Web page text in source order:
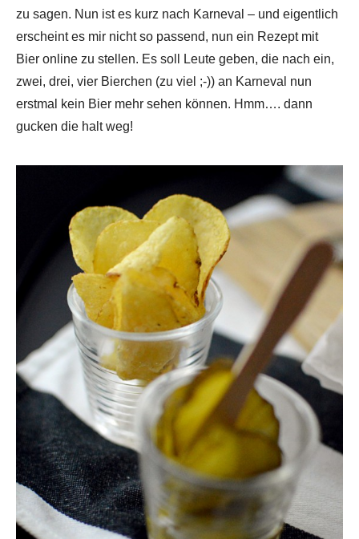
zu sagen. Nun ist es kurz nach Karneval – und eigentlich
erscheint es mir nicht so passend, nun ein Rezept mit
Bier online zu stellen. Es soll Leute geben, die nach ein,
zwei, drei, vier Bierchen (zu viel ;-)) an Karneval nun
erstmal kein Bier mehr sehen können. Hmm…. dann
gucken die halt weg!